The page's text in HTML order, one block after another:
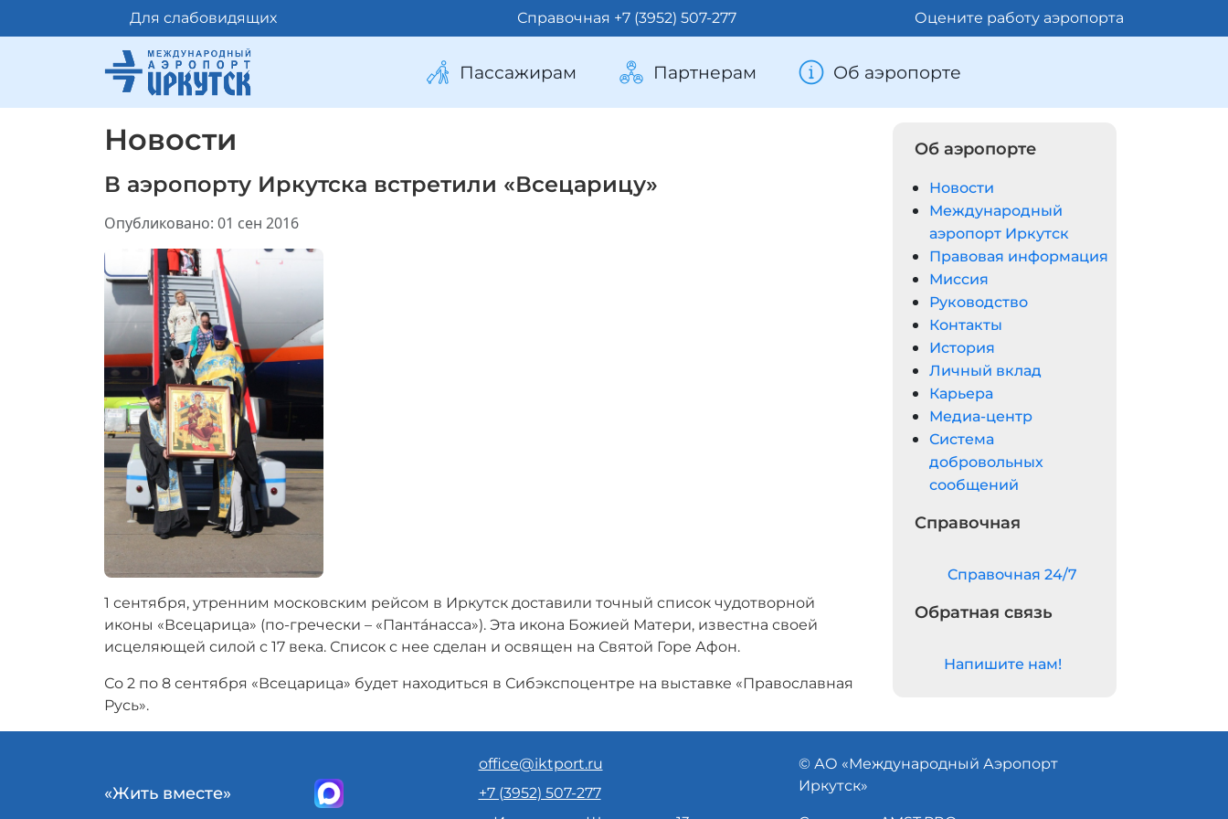
Для слабовидящих Справочная +7 (3952) 507-277 Оцените работу аэропорта
Пассажирам Партнерам Об аэропорте
Новости
В аэропорту Иркутска встретили «Всецарицу»
Информация о материале
Опубликовано: 01 сен 2016
1 сентября, утренним московским рейсом в Иркутск доставили точный список чудотворной
иконы «Всецарица» (по-гречески – «Панта́насса»). Эта икона Божией Матери, известна своей
исцеляющей силой с 17 века. Список с нее сделан и освящен на Святой Горе Афон.
Со 2 по 8 сентября «Всецарица» будет находиться в Сибэкспоцентре на выставке «Православная
Русь».
Об аэропорте
Новости
Международный
аэропорт Иркутск
Правовая информация
Миссия
Руководство
Контакты
История
Личный вклад
Карьера
Медиа-центр
Система
добровольных
сообщений
Справочная
Cправочная 24/7
Обратная связь
Напишите нам!
«Жить вместе»
office@iktport.ru
+7 (3952) 507-277
© АО «Международный Аэропорт
Иркутск»